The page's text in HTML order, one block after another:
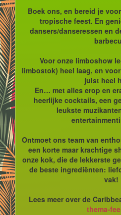
Boek ons, en bereid je
tropische feest. En
dansers/danseressen en
Voor onze limboshow
limbostok) heel laag, en
juist heel
En… met alles erop en
heerlijke cocktails, een
leukste
Ontmoet ons team van
een korte maar krachtige
onze kok, die de lekkerste
de beste ingrediënten:
vak!
Lees meer over de
thema-